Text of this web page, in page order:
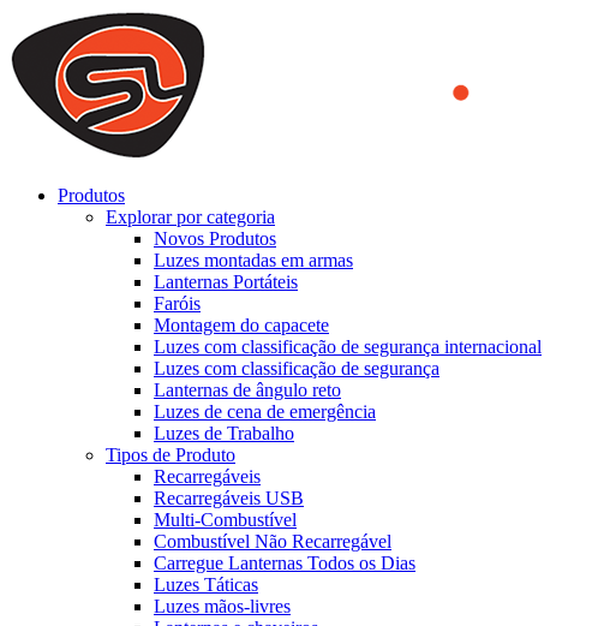
We use cookies to ensure that we provide you the best experience on our
you a better experience. To learn more or to find out how you can disable
ACCEPT AND CLOSE
Produtos
Explorar por categoria
Novos Produtos
Luzes montadas em armas
Lanternas Portáteis
Faróis
Montagem do capacete
Luzes com classificação de segurança internacional
Luzes com classificação de segurança
Lanternas de ângulo reto
Luzes de cena de emergência
Luzes de Trabalho
Tipos de Produto
Recarregáveis
Recarregáveis USB
Multi-Combustível
Combustível Não Recarregável
Carregue Lanternas Todos os Dias
Luzes Táticas
Luzes mãos-livres